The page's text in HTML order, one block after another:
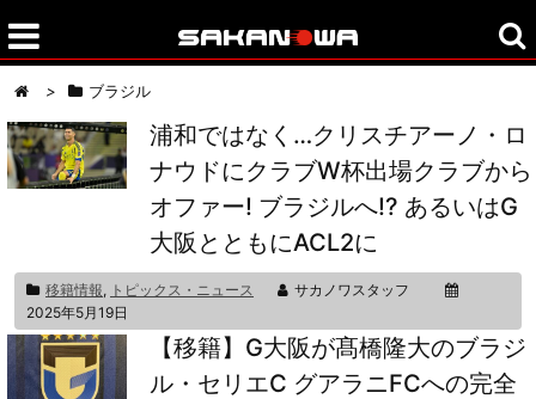
> ブラジル
浦和ではなく…クリスチアーノ・ロ
ナウドにクラブW杯出場クラブから
オファー! ブラジルへ!? あるいはG
大阪とともにACL2に
移籍情報, トピックス・ニュース
サカノワスタッフ
2025年5月19日
【移籍】G大阪が髙橋隆大のブラジ
ル・セリエC グアラニFCへの完全